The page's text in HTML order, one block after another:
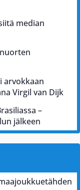
median
arvokkaan
Virgil van Dijk
–
jälkeen